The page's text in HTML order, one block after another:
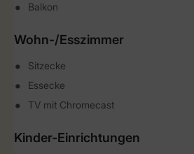
Balkon
Wohn-/Esszimmer
Sitzecke
Essecke
TV mit Chromecast
Kinder-Einrichtungen